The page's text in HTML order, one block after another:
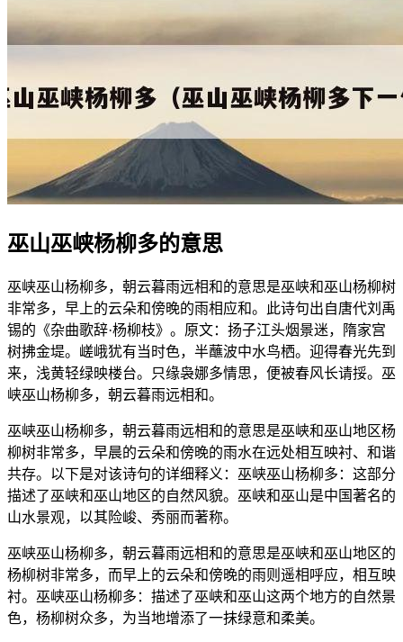
巫山巫峡杨柳多的意思
巫峡巫山杨柳多，朝云暮雨远相和的意思是巫峡和巫山杨柳树
非常多，早上的云朵和傍晚的雨相应和。此诗句出自唐代刘禹
锡的《杂曲歌辞·杨柳枝》。原文：扬子江头烟景迷，隋家宫
树拂金堤。嵯峨犹有当时色，半蘸波中水鸟栖。迎得春光先到
来，浅黄轻绿映楼台。只缘袅娜多情思，便被春风长请挼。巫
峡巫山杨柳多，朝云暮雨远相和。
巫峡巫山杨柳多，朝云暮雨远相和的意思是巫峡和巫山地区杨
柳树非常多，早晨的云朵和傍晚的雨水在远处相互映衬、和谐
共存。以下是对该诗句的详细释义：巫峡巫山杨柳多：这部分
描述了巫峡和巫山地区的自然风貌。巫峡和巫山是中国著名的
山水景观，以其险峻、秀丽而著称。
巫峡巫山杨柳多，朝云暮雨远相和的意思是巫峡和巫山地区的
杨柳树非常多，而早上的云朵和傍晚的雨则遥相呼应，相互映
衬。巫峡巫山杨柳多：描述了巫峡和巫山这两个地方的自然景
色，杨柳树众多，为当地增添了一抹绿意和柔美。